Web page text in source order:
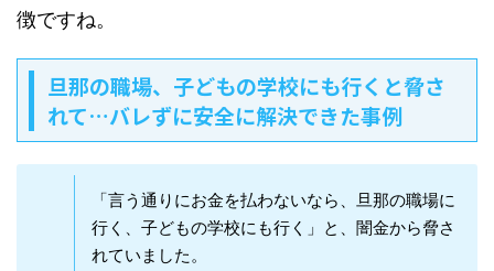
徴ですね。
旦那の職場、子どもの学校にも行くと脅さ
れて…バレずに安全に解決できた事例
「言う通りにお金を払わないなら、旦那の職場に
行く、子どもの学校にも行く」と、闇金から脅さ
れていました。